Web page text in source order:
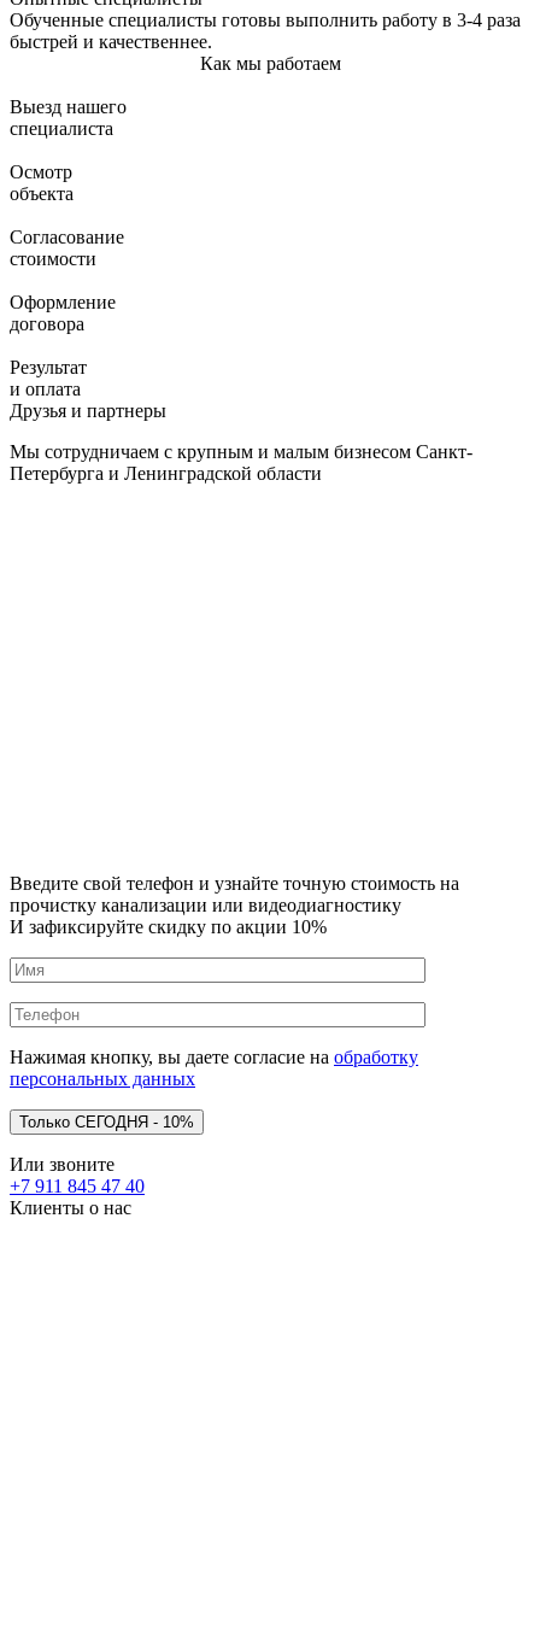
Обученные специалисты готовы выполнить работу в 3-4 раза
быстрей и качественнее.
Как мы работаем
Выезд нашего
специалиста
Осмотр
объекта
Согласование
стоимости
Оформление
договора
Результат
и оплата
Друзья и партнеры
Мы сотрудничаем с крупным и малым бизнесом Санкт-
Петербурга и Ленинградской области
Введите свой телефон и узнайте точную стоимость на
прочистку канализации или видеодиагностику
И зафиксируйте скидку по акции 10%
Нажимая кнопку, вы даете согласие на обработку
персональных данных
Или звоните
+7 911 845 47 40
Клиенты о нас